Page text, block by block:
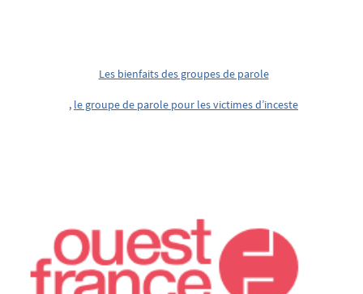
Les bienfaits des groupes de parole
, le groupe de parole pour les victimes d’inceste